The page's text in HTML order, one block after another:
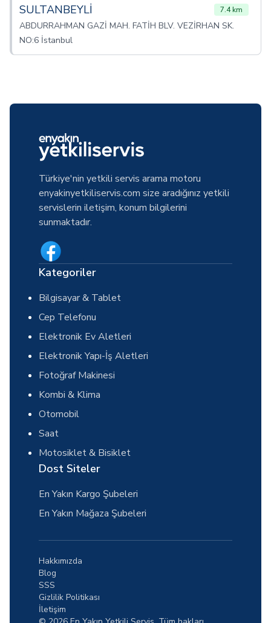
SULTANBEYLİ 7.4 km
ABDURRAHMAN GAZİ MAH. FATİH BLV. VEZİRHAN SK.
NO:6 İstanbul
Türkiye'nin yetkili servis arama motoru
enyakinyetkiliservis.com size aradığınız yetkili
servislerin iletişim, konum bilgilerini
sunmaktadır.
Kategoriler
Bilgisayar & Tablet
Cep Telefonu
Elektronik Ev Aletleri
Elektronik Yapı-İş Aletleri
Fotoğraf Makinesi
Kombi & Klima
Otomobil
Saat
Motosiklet & Bisiklet
Dost Siteler
En Yakın Kargo Şubeleri
En Yakın Mağaza Şubeleri
Hakkımızda
Blog
SSS
Gizlilik Politikası
İletişim